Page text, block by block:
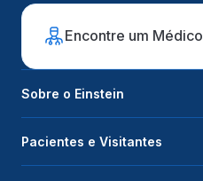
Encontre um Médico
Sobre o Einstein
Pacientes e Visitantes